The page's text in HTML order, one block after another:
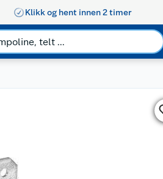
Klikk og hent innen 2 timer